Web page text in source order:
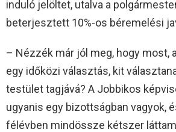
induló jelöltet, utalva a
beterjesztett 10%-os béremelési
– Nézzék már jól meg, hogy most,
egy időközi választás, kit
testület tagjává? A Jobbikos
ugyanis egy bizottságban vagyok,
félévben mindössze kétszer